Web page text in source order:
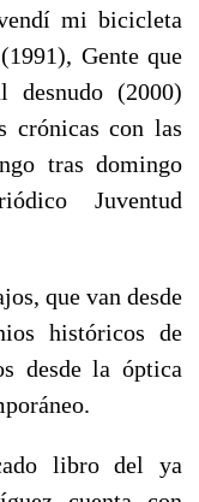
mi bicicleta
Gente que
(2000)
crónicas con las
tras domingo
Juventud
que van desde
históricos de
desde la óptica
libro del ya